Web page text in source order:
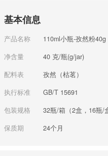
基本信息
产品名称
110ml小瓶-孜然粉40g
净含量
40 克/瓶(g/jar)
配料表
孜然（枯茗）
执行标准
GB/T 15691
包装规格
32瓶/箱（2盒，16瓶/
保质期
24个月